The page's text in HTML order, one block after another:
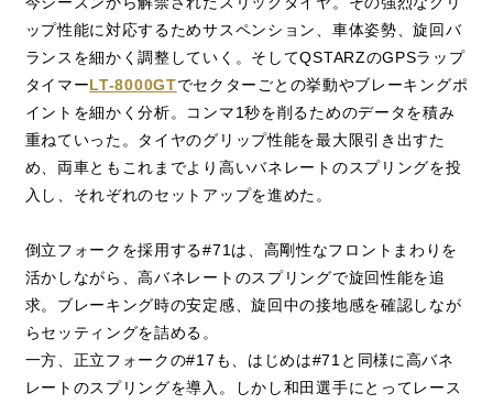
ップ性能に対応するためサスペンション、車体姿勢、旋回バ
ランスを細かく調整していく。そしてQSTARZのGPSラップ
タイマーLT-8000GTでセクターごとの挙動やブレーキングポ
イントを細かく分析。コンマ1秒を削るためのデータを積み
重ねていった。タイヤのグリップ性能を最大限引き出すた
め、両車ともこれまでより高いバネレートのスプリングを投
入し、それぞれのセットアップを進めた。
倒立フォークを採用する#71は、高剛性なフロントまわりを
活かしながら、高バネレートのスプリングで旋回性能を追
求。ブレーキング時の安定感、旋回中の接地感を確認しなが
らセッティングを詰める。
一方、正立フォークの#17も、はじめは#71と同様に高バネ
レートのスプリングを導入。しかし和田選手にとってレース